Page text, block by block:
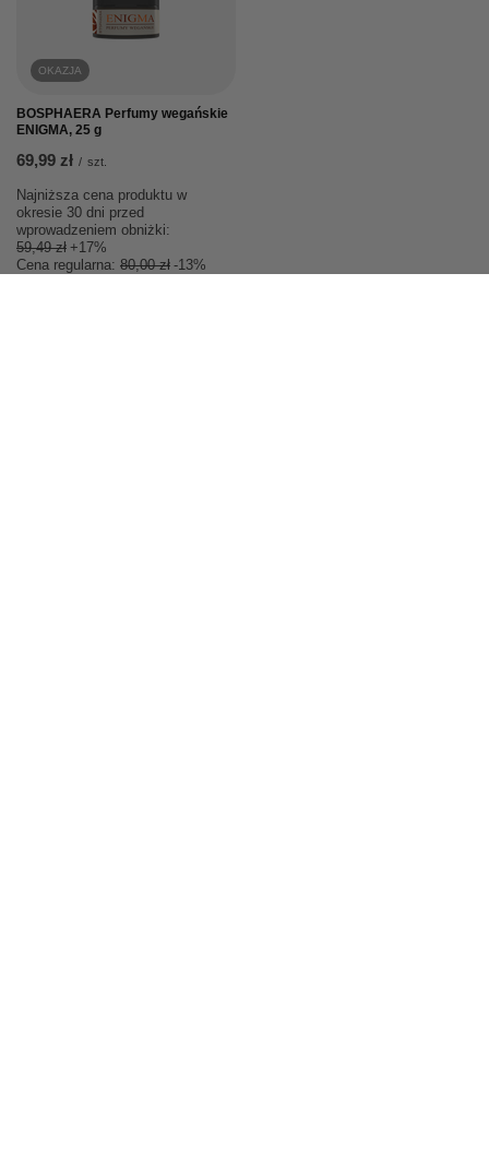
OKAZJA
BOSPHAERA Perfumy wegańskie
ENIGMA, 25 g
69,99 zł / szt.
Najniższa cena produktu w
okresie 30 dni przed
wprowadzeniem obniżki:
59,49 zł +17%
Cena regularna: 80,00 zł -13%